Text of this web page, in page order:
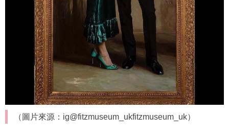
（圖片來源：ig@fitzmuseum_ukfitzmuseum_uk）